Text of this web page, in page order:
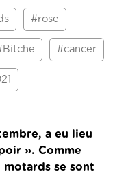
#rose
#cancer
a eu lieu
». Comme
motards se sont